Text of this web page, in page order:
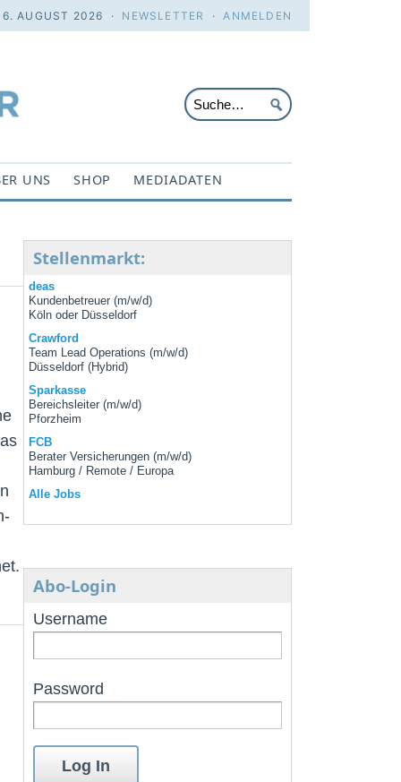
6. AUGUST 2026 · NEWSLETTER ·ANMELDEN
UNS SHOP MEDIADATEN
Stellenmarkt:
deas
Kundenbetreuer (m/w/d)
Köln oder Düsseldorf
Crawford
Team Lead Operations (m/w/d)
Düsseldorf (Hybrid)
Sparkasse
Bereichsleiter (m/w/d)
Pforzheim
FCB
Berater Versicherungen (m/w/d)
Hamburg / Remote / Europa
Alle Jobs
Abo-Login
Username
Password